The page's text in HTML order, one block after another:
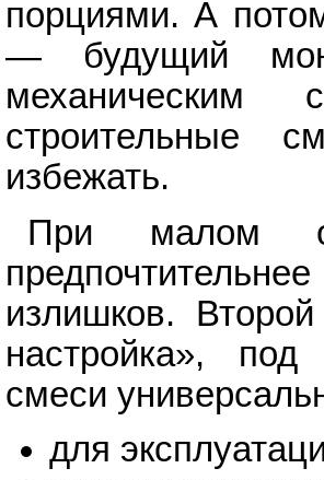
порциями. А
— будущий
механическим
строительные
избежать.
При малом
излишков.
настройка»,
смеси
для